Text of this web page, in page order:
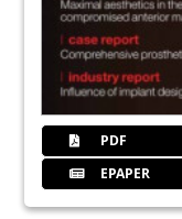
PDF
EPAPER